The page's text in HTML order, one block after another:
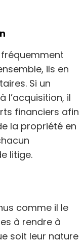
ils en
Si un
l’acquisition, il
financiers afin
la propriété en
litige.
comme il le
à rendre à
soit leur nature